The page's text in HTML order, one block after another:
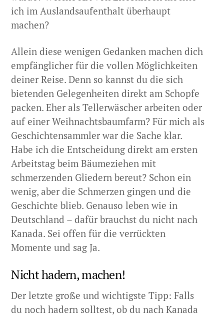
ich im Auslandsaufenthalt überhaupt
machen?
Allein diese wenigen Gedanken machen dich
empfänglicher für die vollen Möglichkeiten
deiner Reise. Denn so kannst du die sich
bietenden Gelegenheiten direkt am Schopfe
packen. Eher als Tellerwäscher arbeiten oder
auf einer Weihnachtsbaumfarm? Für mich als
Geschichtensammler war die Sache klar.
Habe ich die Entscheidung direkt am ersten
Arbeitstag beim Bäumeziehen mit
schmerzenden Gliedern bereut? Schon ein
wenig, aber die Schmerzen gingen und die
Geschichte blieb. Genauso leben wie in
Deutschland – dafür brauchst du nicht nach
Kanada. Sei offen für die verrückten
Momente und sag Ja.
Nicht hadern, machen!
Der letzte große und wichtigste Tipp: Falls
du noch hadern solltest, ob du nach Kanada